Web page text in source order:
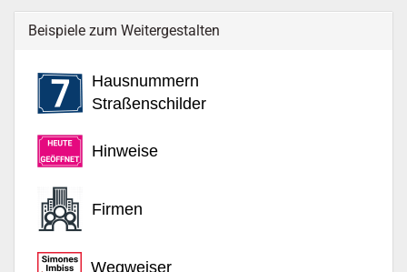
Beispiele zum Weitergestalten
Hausnummern
Straßenschilder
Hinweise
Firmen
Wegweiser